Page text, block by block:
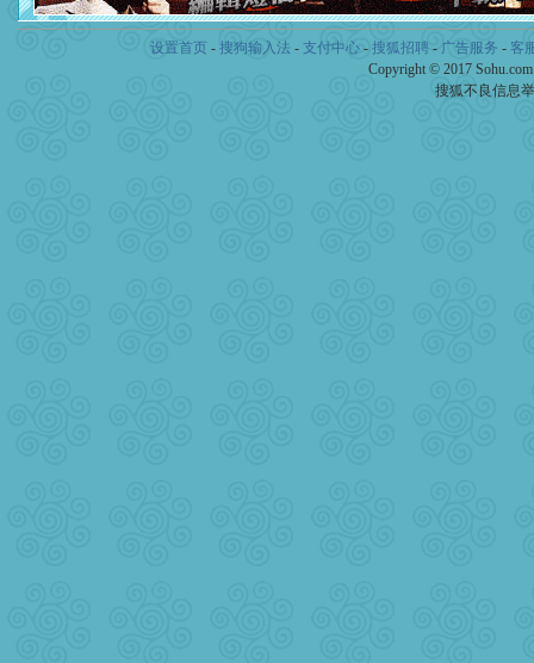
卖了。水晶之恋祝你新年快
[春节]风柔雨润好月圆，半
颜！冬去春来似水如烟，
道一声平安！新年吉祥万事
传说薰衣草有四片
设置首页 - 搜狗输入法 - 支付中心- 搜狐招聘- 广告服务 - 客
Copyright © 2017
搜狐不良信息